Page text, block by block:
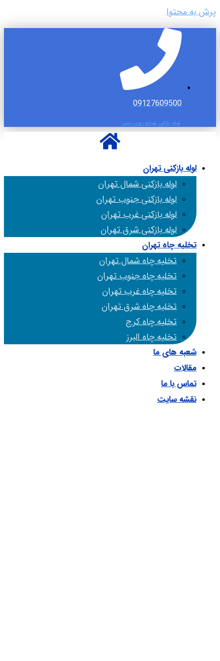
پرش به محتوا
09127609500
لوله بازکنی شبانه روزی رجبی
لوله بازکنی تهران
لوله بازکنی شمال تهران
لوله بازکنی جنوب تهران
لوله بازکنی غرب تهران
لوله بازکنی شرق تهران
تخلیه چاه تهران
تخلیه چاه شمال تهران
تخلیه چاه جنوب تهران
تخلیه چاه غرب تهران
تخلیه چاه شرق تهران
تخلیه چاه کرج
تخلیه چاه البرز
شعبه های ما
مقالات
تماس با ما
نقشه سایت